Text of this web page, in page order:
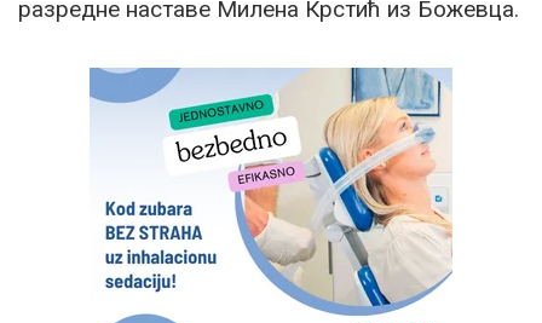
разредне наставе Милена Крстић из Божевца.